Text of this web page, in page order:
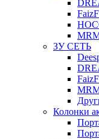
ЗУ СЕТЬ
Колонки